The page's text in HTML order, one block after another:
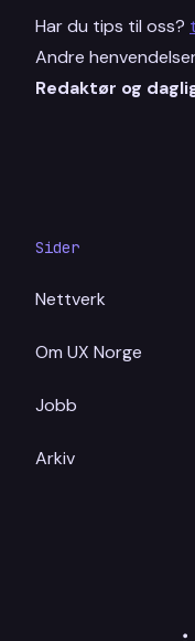
Har du tips til oss?
Andre
Redaktør og
Sider
Nettverk
Om UX Norge
Jobb
Arkiv